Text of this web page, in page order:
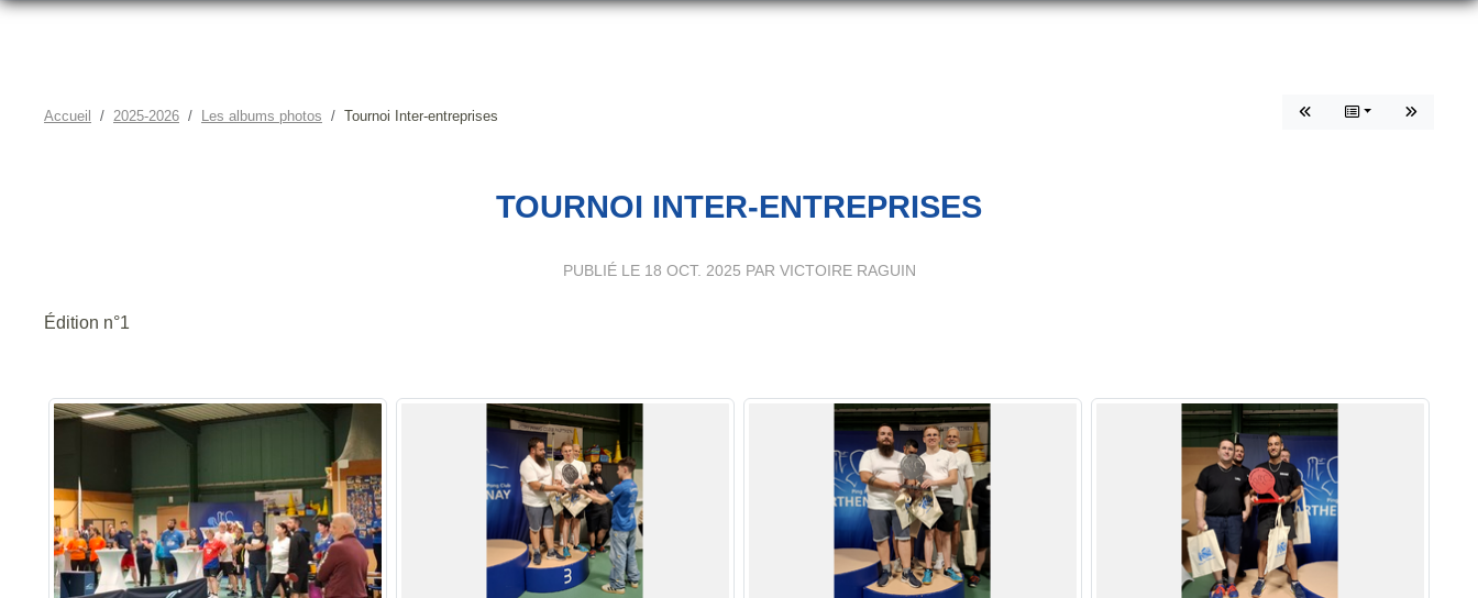
Accueil 2025-2026 Les albums photos Tournoi Inter-entreprises
TOURNOI INTER-ENTREPRISES
PUBLIÉ LE 18 OCT. 2025 PAR VICTOIRE RAGUIN
Édition n°1